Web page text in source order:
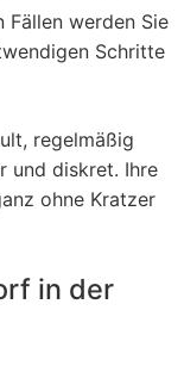
Fällen werden Sie
Schritte
regelmäßig
und diskret. Ihre
ohne Kratzer
in der